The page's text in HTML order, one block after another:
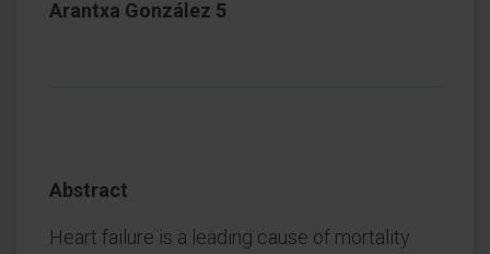
Arantxa González 5
Abstract
Heart failure is a leading cause of mortality